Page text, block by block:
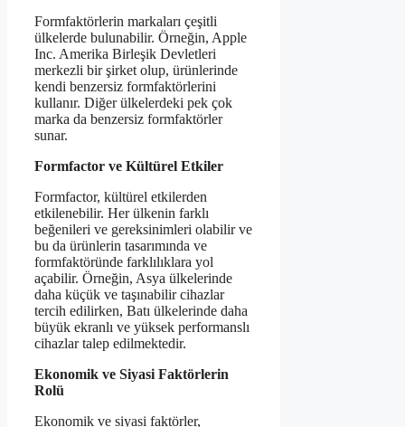
Formfaktörlerin markaları çeşitli
ülkelerde bulunabilir. Örneğin, Apple
Inc. Amerika Birleşik Devletleri
merkezli bir şirket olup, ürünlerinde
kendi benzersiz formfaktörlerini
kullanır. Diğer ülkelerdeki pek çok
marka da benzersiz formfaktörler
sunar.
Formfactor ve Kültürel Etkiler
Formfactor, kültürel etkilerden
etkilenebilir. Her ülkenin farklı
beğenileri ve gereksinimleri olabilir ve
bu da ürünlerin tasarımında ve
formfaktöründe farklılıklara yol
açabilir. Örneğin, Asya ülkelerinde
daha küçük ve taşınabilir cihazlar
tercih edilirken, Batı ülkelerinde daha
büyük ekranlı ve yüksek performanslı
cihazlar talep edilmektedir.
Ekonomik ve Siyasi Faktörlerin
Rolü
Ekonomik ve siyasi faktörler,